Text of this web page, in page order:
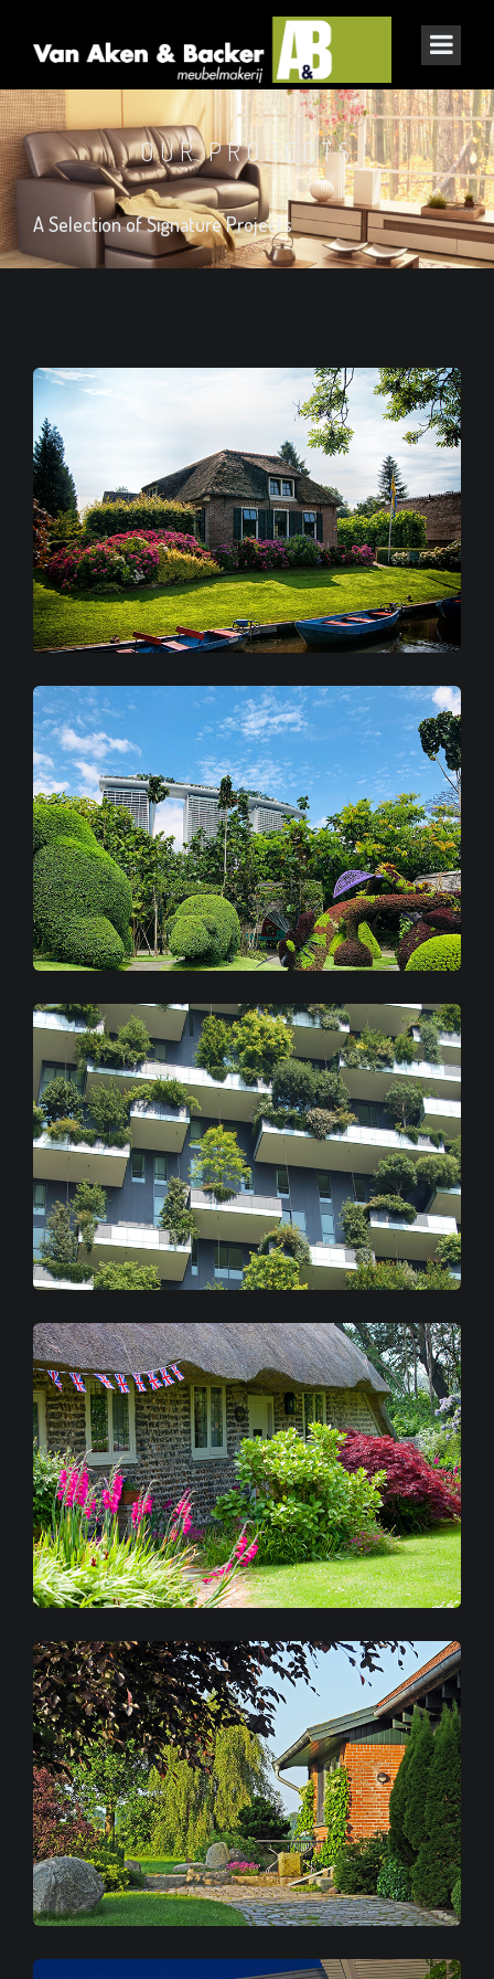
OUR PROJECTS
A Selection of Signature Projects